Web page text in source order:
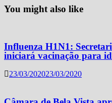
You might also like
Influenza H1N1:
iniciará vacinação para
23/03/202023/03/2020